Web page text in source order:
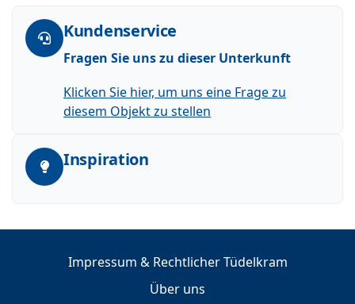
Kundenservice
Fragen Sie uns zu dieser Unterkunft
Klicken Sie hier, um uns eine Frage zu
diesem Objekt zu stellen
Inspiration
Impressum & Rechtlicher Tüdelkram
Über uns